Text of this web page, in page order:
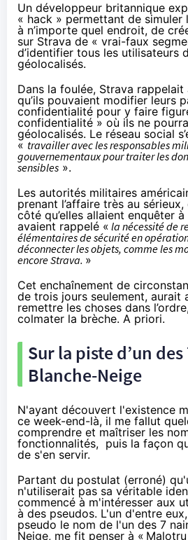
Un développeur britannique
« hack » permettant de simuler
à n’importe quel endroit, de
sur Strava de « vrai-faux
d’identifier tous les utilisateurs
géolocalisés.
Dans la foulée, Strava
qu’ils pouvaient modifier leurs
confidentialité pour y faire
confidentialité » où ils ne
géolocalisés. Le réseau social
« travailler avec les responsables
gouvernementaux pour traiter les
sensibles ».
Les autorités militaires
prenant l’affaire très au
côté qu’elles allaient enquêter à
avaient rappelé « la nécessité de
élémentaires de sécurité en
déconnecter les objets, comme les
encore Strava. »
Cet enchaînement de
de trois jours seulement, aurait
remettre les choses dans
colmater la brèche. A priori.
Sur la piste d’un
Blanche-Neige
N'ayant découvert l'existence
ce week-end-là, il me fallut
comprendre et maîtriser les
fonctionnalités, puis la façon
de s'en servir.
Partant du postulat (erroné)
n'utiliserait pas sa véritable
commencé à m'intéresser aux
à des pseudos. L'un d'entre
pseudo le nom de l'un des 7
Neige, me fit penser à « Malotru